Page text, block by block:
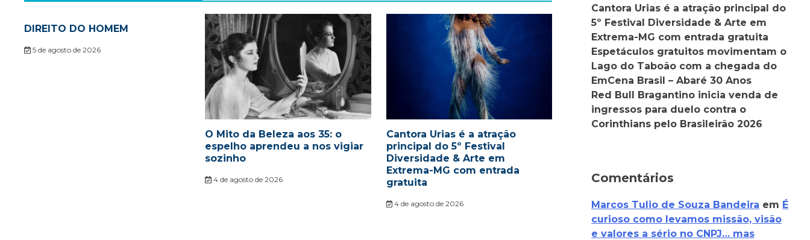
DIREITO DO HOMEM
5 de agosto de 2026
O Mito da Beleza aos 35: o
espelho aprendeu a nos vigiar
sozinho
4 de agosto de 2026
Cantora Urias é a atração
principal do 5º Festival
Diversidade & Arte em
Extrema-MG com entrada
gratuita
4 de agosto de 2026
Cantora Urias é a atração principal do
5º Festival Diversidade & Arte em
Extrema-MG com entrada gratuita
Espetáculos gratuitos movimentam o
Lago do Taboão com a chegada do
EmCena Brasil – Abaré 30 Anos
Red Bull Bragantino inicia venda de
ingressos para duelo contra o
Corinthians pelo Brasileirão 2026
Comentários
Marcos Tulio de Souza Bandeira em É
curioso como levamos missão, visão
e valores a sério no CNPJ… mas